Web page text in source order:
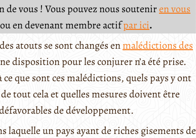
de vous ! Vous pouvez nous souteniren vous
en devenant membre actifpar ici.
atouts se sont changés enmalédictions des
disposition pour les conjurer n’a été prise.
que sont ces malédictions, quels pays y ont
tout cela et quelles mesures doivent être
de développement.
un pays ayant de riches gisements de